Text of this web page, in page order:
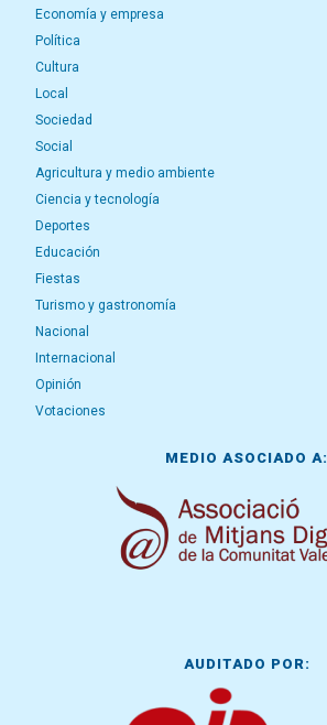
Economía y empresa
Política
Cultura
Local
Sociedad
Social
Agricultura y medio ambiente
Ciencia y tecnología
Deportes
Educación
Fiestas
Turismo y gastronomía
Nacional
Internacional
Opinión
Votaciones
MEDIO ASOCIADO A:
AUDITADO POR: